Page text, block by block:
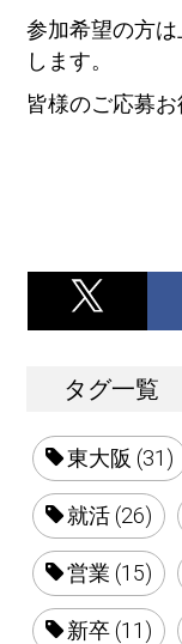
参加希望の方
します。
皆様のご応募お
タグ一覧
東大阪 (31)
就活 (26)
営業 (15)
新卒 (11)